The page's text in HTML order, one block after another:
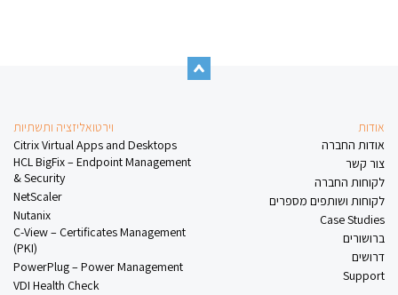
אודות
אודות החברה
צור קשר
לקוחות החברה
לקוחות ושותפים מספרים
Case Studies
ברושורים
דרושים
Support
וירטואליזציה ותשתיות
Citrix Virtual Apps and Desktops
HCL BigFix – Endpoint Management
& Security
NetScaler
Nutanix
C-View – Certificates Management
(PKI)
PowerPlug – Power Management
VDI Health Check